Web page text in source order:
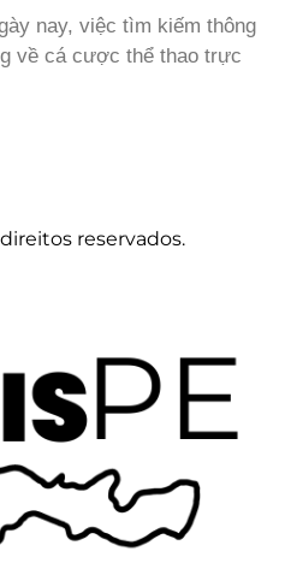
nay, việc tìm kiếm thông
về cá cược thể thao trực
reservados.